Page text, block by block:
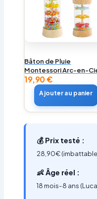
Bâton de Pluie
Montessori Arc-en-
19,90€
Ajouter au panier
💰 Prix testé :
28,90€
👶 Âge réel :
18 mois-8 ans